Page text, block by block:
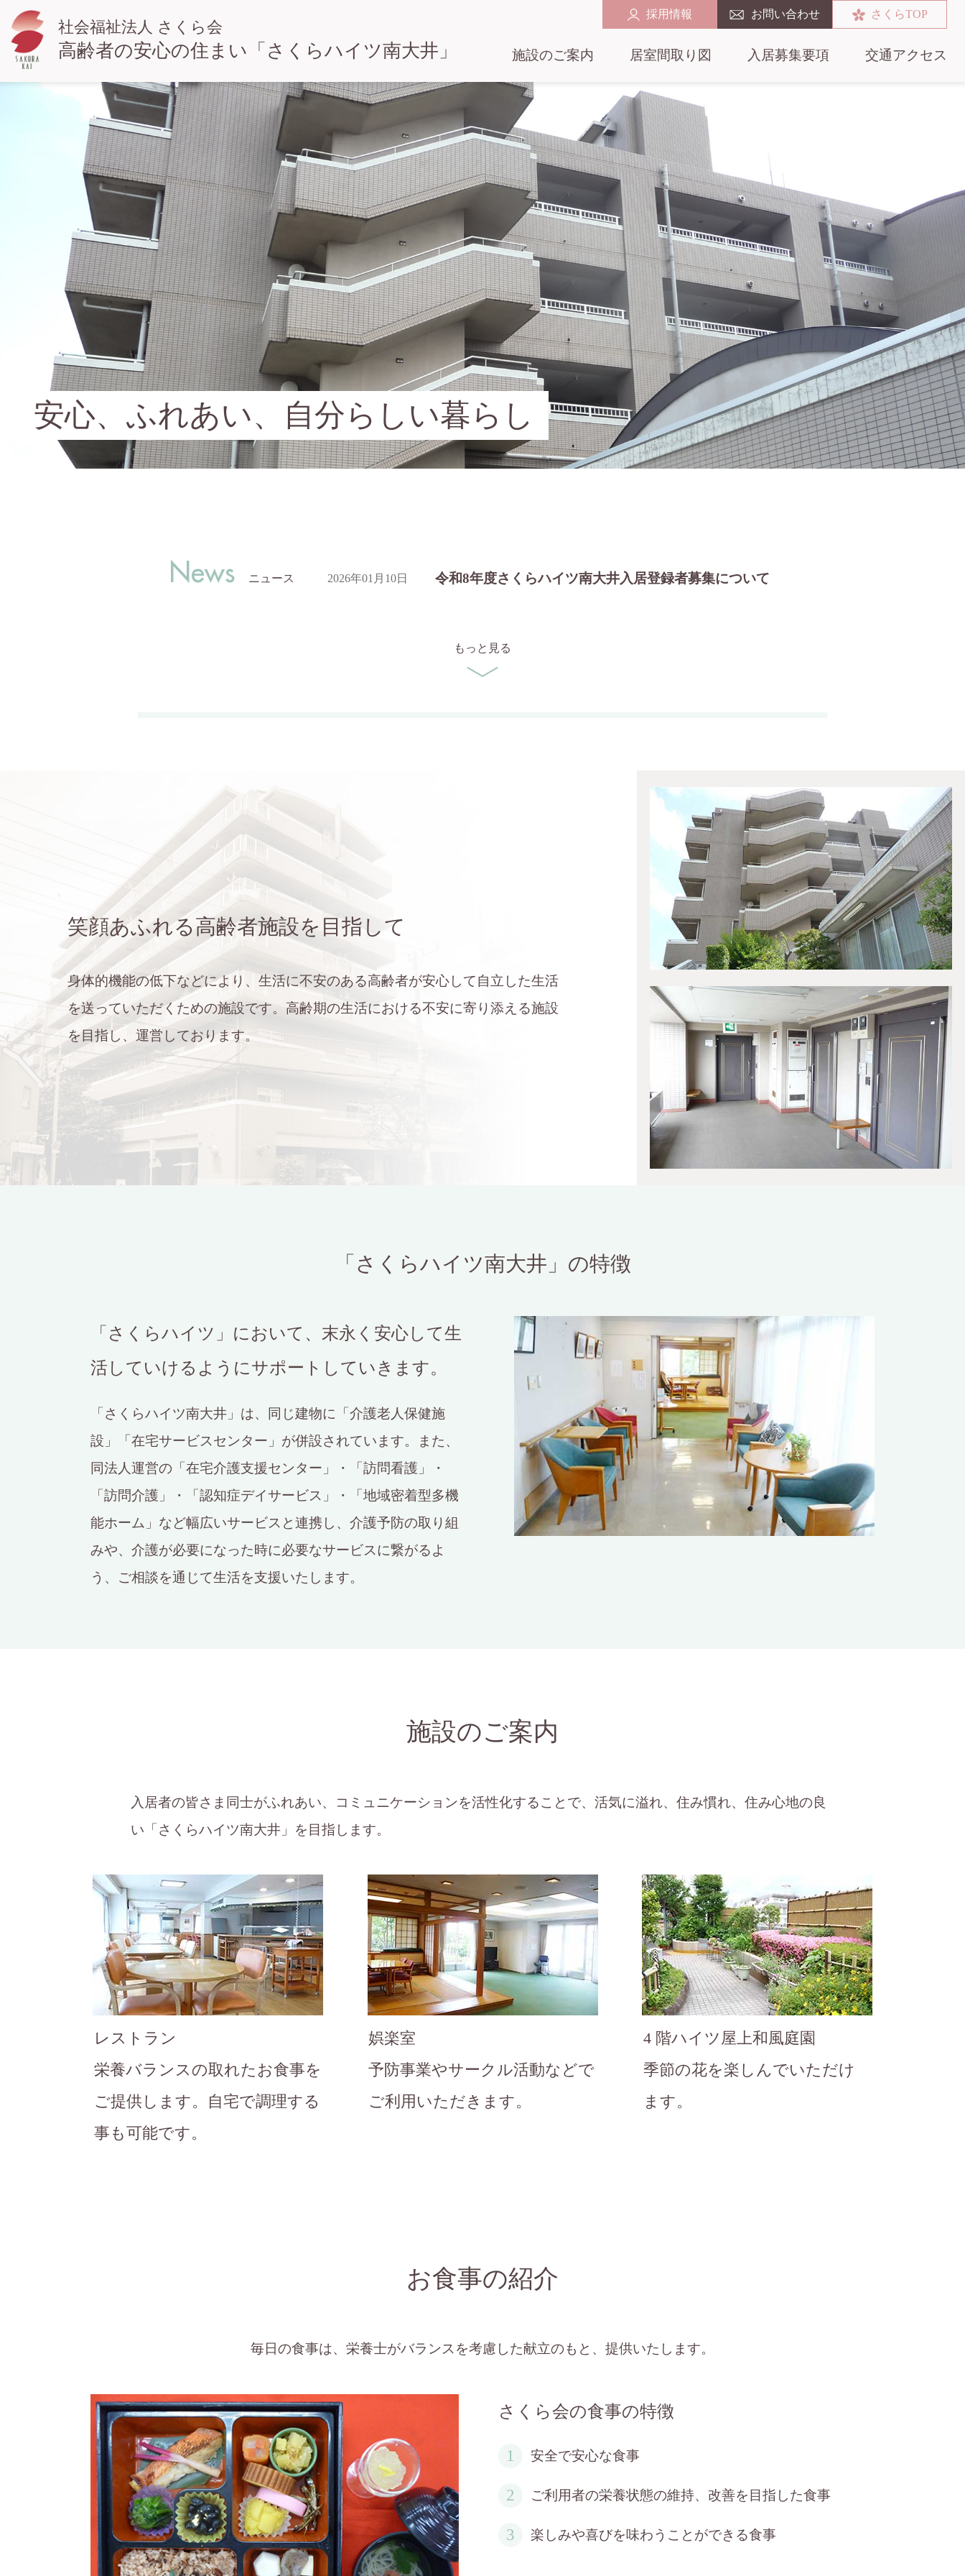
社会福祉法人 さくら会
高齢者の安心の住まい「 さくらハイツ南大井 」
採用情報 お問い合わせ さくらTOP
施設のご案内 居室間取り図 入居募集要項 交通アクセス
安心、ふれあい、自分らしい暮らし
News ニュース 2026年01月10日 令和8年度さくらハイツ南大井入居登録者募集について
もっと見る
笑顔あふれる高齢者施設を目指して
身体的機能の低下などにより、生活に不安のある高齢者が安心して自立した生活
を送っていただくための施設です。高齢期の生活における不安に寄り添える施設
を目指し、運営しております。
「さくらハイツ南大井」の特徴
「さくらハイツ」において、末永く安心して生
活していけるようにサポートしていきます。
「さくらハイツ南大井」は、同じ建物に「介護老人保健施
設」「在宅サービスセンター」が併設されています。また、
同法人運営の「在宅介護支援センター」・「訪問看護」・
「訪問介護」・「認知症デイサービス」・「地域密着型多機
能ホーム」など幅広いサービスと連携し、介護予防の取り組
みや、介護が必要になった時に必要なサービスに繋がるよ
う、ご相談を通じて生活を支援いたします。
施設のご案内
入居者の皆さま同士がふれあい、コミュニケーションを活性化することで、活気に溢れ、住み慣れ、住み心地の良
い「さくらハイツ南大井」を目指します。
レストラン
栄養バランスの取れたお食事を
ご提供します。自宅で調理する
事も可能です。
娯楽室
予防事業やサークル活動などで
ご利用いただきます。
4 階ハイツ屋上和風庭園
季節の花を楽しんでいただけ
ます。
お食事の紹介
毎日の食事は、栄養士がバランスを考慮した献立のもと、提供いたします。
さくら会の食事の特徴
安全で安心な食事
ご利用者の栄養状態の維持、改善を目指した食事
楽しみや喜びを味わうことができる食事